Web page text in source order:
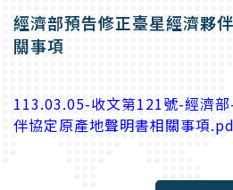
經濟部預告修正臺星經濟夥
關事項
113.03.05-收文第121號-經濟
伴協定原產地聲明書相關事項